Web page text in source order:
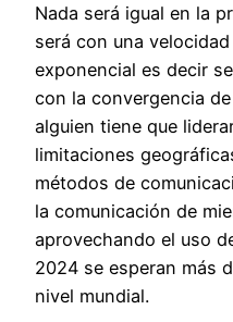
Nada será igual en la
será con una
exponencial es decir
con la convergencia
alguien tiene que
limitaciones
métodos de
la comunicación de
aprovechando el uso
2024 se esperan más
nivel mundial.